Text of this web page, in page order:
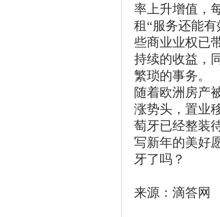
率上升增值，
租“服务还能
些商业业权已
持续的收益，
繁琐的事务。
随着欧洲房产
涨势头，置业
萄牙已经整装
写新年的美好
牙了吗？
来源：滴答网